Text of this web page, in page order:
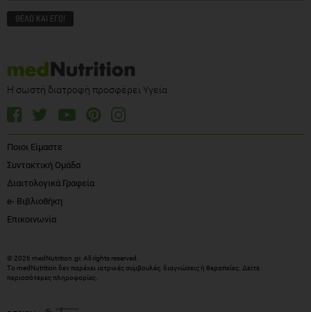
Η σωστή διατροφή προσφέρει Υγεία
Ποιοι Είμαστε
Συντακτική Ομάδα
Διαιτολογικά Γραφεία
e- Βιβλιοθήκη
Επικοινωνία
© 2026 medNutrition.gr. All rights reserved.
Το medNutrition δεν παρέχει ιατρικές συμβουλές, διαγνώσεις ή θεραπείες. Δείτε
περισσότερες πληροφορίες